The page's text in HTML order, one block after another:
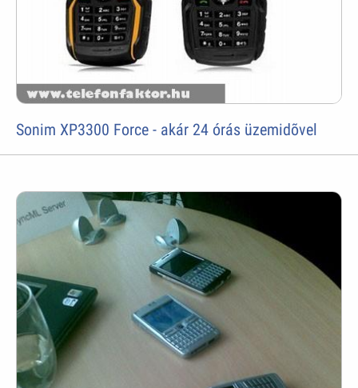
Sonim XP3300 Force - akár 24 órás üzemidõvel